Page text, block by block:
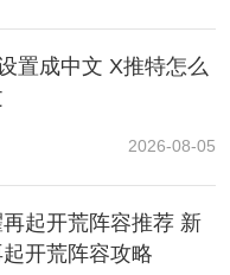
置成中文 X推特怎么
2026-08-05
起开荒阵容推荐 新
开荒阵容攻略